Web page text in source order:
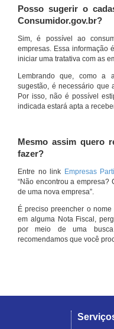
Posso sugerir o
Consumidor.gov.br?
Sim, é possível ao
empresas. Essa informação
iniciar uma tratativa com as
Lembrando que, como a
sugestão, é necessário que
Por isso, não é possível
indicada estará apta a
Mesmo assim quero
fazer?
Entre no link Empresas
“Não encontrou a empresa?
de uma nova empresa”.
É preciso preencher o
em alguma Nota Fiscal,
por meio de uma
recomendamos que você